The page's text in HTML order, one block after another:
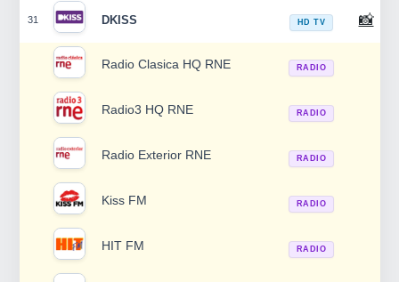
31 DKISS HD TV 📸
Radio Clasica HQ RNE RADIO
Radio3 HQ RNE RADIO
Radio Exterior RNE RADIO
Kiss FM RADIO
HIT FM RADIO